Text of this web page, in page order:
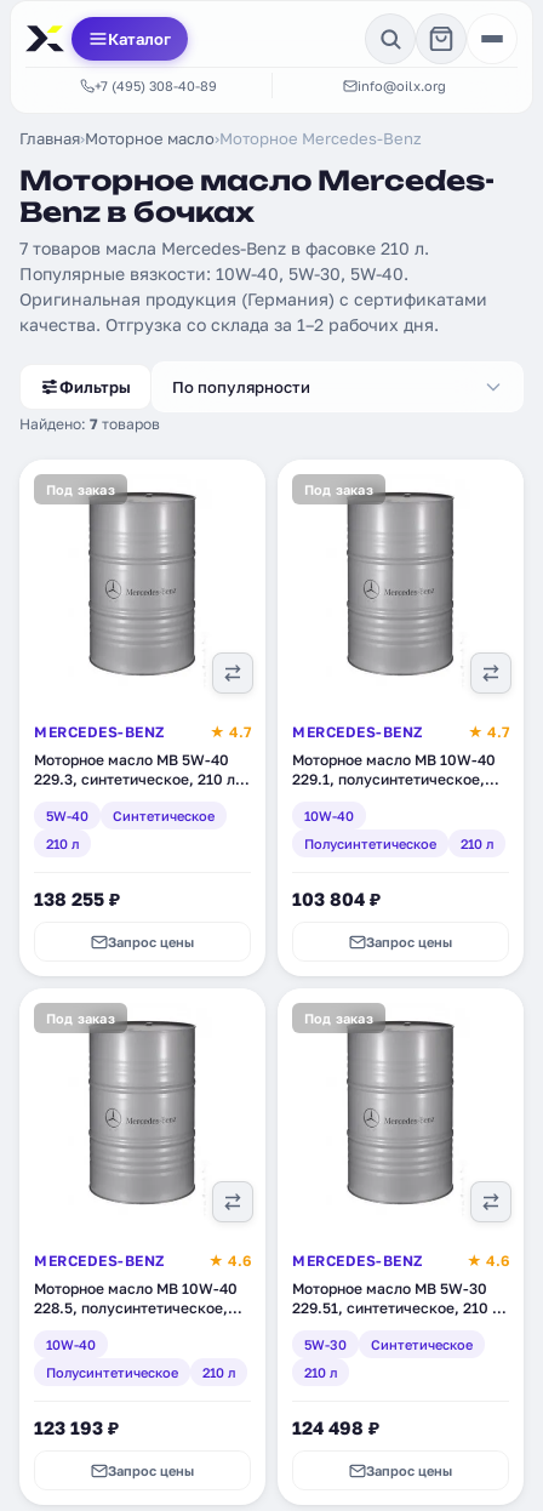
Каталог
+7 (495) 308-40-89 info@oilx.org
Главная›Моторное масло›Моторное Mercedes-Benz
Моторное масло Mercedes-
Benz в бочках
7 товаров масла Mercedes-Benz в фасовке 210 л.
Популярные вязкости: 10W-40, 5W-30, 5W-40.
Оригинальная продукция (Германия) с сертификатами
качества. Отгрузка со склада за 1–2 рабочих дня.
Фильтры
Найдено: 7 товаров
По популярности
Под заказ
MERCEDES-BENZ
★ 4.7
Моторное масло MB 5W-40
229.3, синтетическое, 210 л
5W-40
Синтетическое
210 л
138 255 ₽
Запрос цены
Под заказ
MERCEDES-BENZ
★ 4.7
Моторное масло MB 10W-40
229.1, полусинтетическое,
10W-40
Полусинтетическое
210 л
103 804 ₽
Запрос цены
Под заказ
MERCEDES-BENZ
★ 4.6
Моторное масло MB 10W-40
228.5, полусинтетическое,
10W-40
Полусинтетическое
210 л
123 193 ₽
Запрос цены
Под заказ
MERCEDES-BENZ
★ 4.6
Моторное масло MB 5W-30
229.51, синтетическое, 210 л
5W-30
Синтетическое
210 л
124 498 ₽
Запрос цены